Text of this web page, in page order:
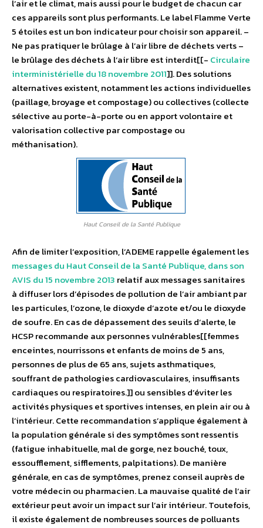
l’air et le climat, mais aussi pour le budget de chacun car
ces appareils sont plus performants. Le label Flamme Verte
5 étoiles est un bon indicateur pour choisir son appareil. –
Ne pas pratiquer le brûlage à l’air libre de déchets verts –
le brûlage des déchets à l’air libre est interdit[[- Circulaire
interministérielle du 18 novembre 2011]]. Des solutions
alternatives existent, notamment les actions individuelles
(paillage, broyage et compostage) ou collectives (collecte
sélective au porte-à-porte ou en apport volontaire et
valorisation collective par compostage ou
méthanisation).
Haut Conseil de la Santé Publique
Afin de limiter l’exposition, l’ADEME rappelle également les
messages du Haut Conseil de la Santé Publique, dans son
AVIS du 15 novembre 2013 relatif aux messages sanitaires
à diffuser lors d’épisodes de pollution de l’air ambiant par
les particules, l’ozone, le dioxyde d’azote et/ou le dioxyde
de soufre. En cas de dépassement des seuils d’alerte, le
HCSP recommande aux personnes vulnérables[[femmes
enceintes, nourrissons et enfants de moins de 5 ans,
personnes de plus de 65 ans, sujets asthmatiques,
souffrant de pathologies cardiovasculaires, insuffisants
cardiaques ou respiratoires.]] ou sensibles d’éviter les
activités physiques et sportives intenses, en plein air ou à
l’intérieur. Cette recommandation s’applique également à
la population générale si des symptômes sont ressentis
(fatigue inhabituelle, mal de gorge, nez bouché, toux,
essoufflement, sifflements, palpitations). De manière
générale, en cas de symptômes, prenez conseil auprès de
votre médecin ou pharmacien. La mauvaise qualité de l’air
extérieur peut avoir un impact sur l’air intérieur. Toutefois,
il existe également de nombreuses sources de polluants